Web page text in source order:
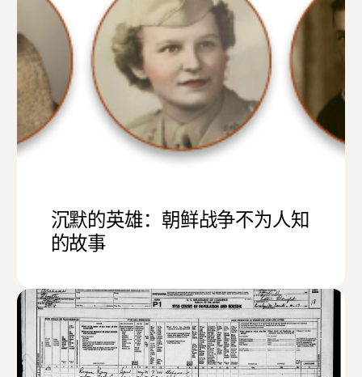
沉默的英雄：朝鲜战争不为人知
的故事